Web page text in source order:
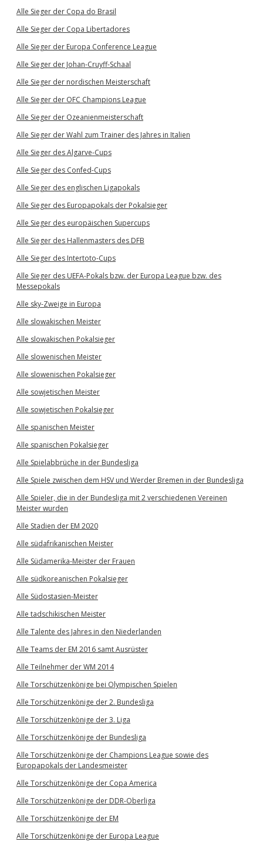
Alle Sieger der Copa do Brasil
Alle Sieger der Copa Libertadores
Alle Sieger der Europa Conference League
Alle Sieger der Johan-Cruyff-Schaal
Alle Sieger der nordischen Meisterschaft
Alle Sieger der OFC Champions League
Alle Sieger der Ozeanienmeisterschaft
Alle Sieger der Wahl zum Trainer des Jahres in Italien
Alle Sieger des Algarve-Cups
Alle Sieger des Confed-Cups
Alle Sieger des englischen Ligapokals
Alle Sieger des Europapokals der Pokalsieger
Alle Sieger des europäischen Supercups
Alle Sieger des Hallenmasters des DFB
Alle Sieger des Intertoto-Cups
Alle Sieger des UEFA-Pokals bzw. der Europa League bzw. des
Messepokals
Alle sky-Zweige in Europa
Alle slowakischen Meister
Alle slowakischen Pokalsieger
Alle slowenischen Meister
Alle slowenischen Pokalsieger
Alle sowjetischen Meister
Alle sowjetischen Pokalsieger
Alle spanischen Meister
Alle spanischen Pokalsieger
Alle Spielabbrüche in der Bundesliga
Alle Spiele zwischen dem HSV und Werder Bremen in der Bundesliga
Alle Spieler, die in der Bundesliga mit 2 verschiedenen Vereinen
Meister wurden
Alle Stadien der EM 2020
Alle südafrikanischen Meister
Alle Südamerika-Meister der Frauen
Alle südkoreanischen Pokalsieger
Alle Südostasien-Meister
Alle tadschikischen Meister
Alle Talente des Jahres in den Niederlanden
Alle Teams der EM 2016 samt Ausrüster
Alle Teilnehmer der WM 2014
Alle Torschützenkönige bei Olympischen Spielen
Alle Torschützenkönige der 2. Bundesliga
Alle Torschützenkönige der 3. Liga
Alle Torschützenkönige der Bundesliga
Alle Torschützenkönige der Champions League sowie des
Europapokals der Landesmeister
Alle Torschützenkönige der Copa America
Alle Torschützenkönige der DDR-Oberliga
Alle Torschützenkönige der EM
Alle Torschützenkönige der Europa League